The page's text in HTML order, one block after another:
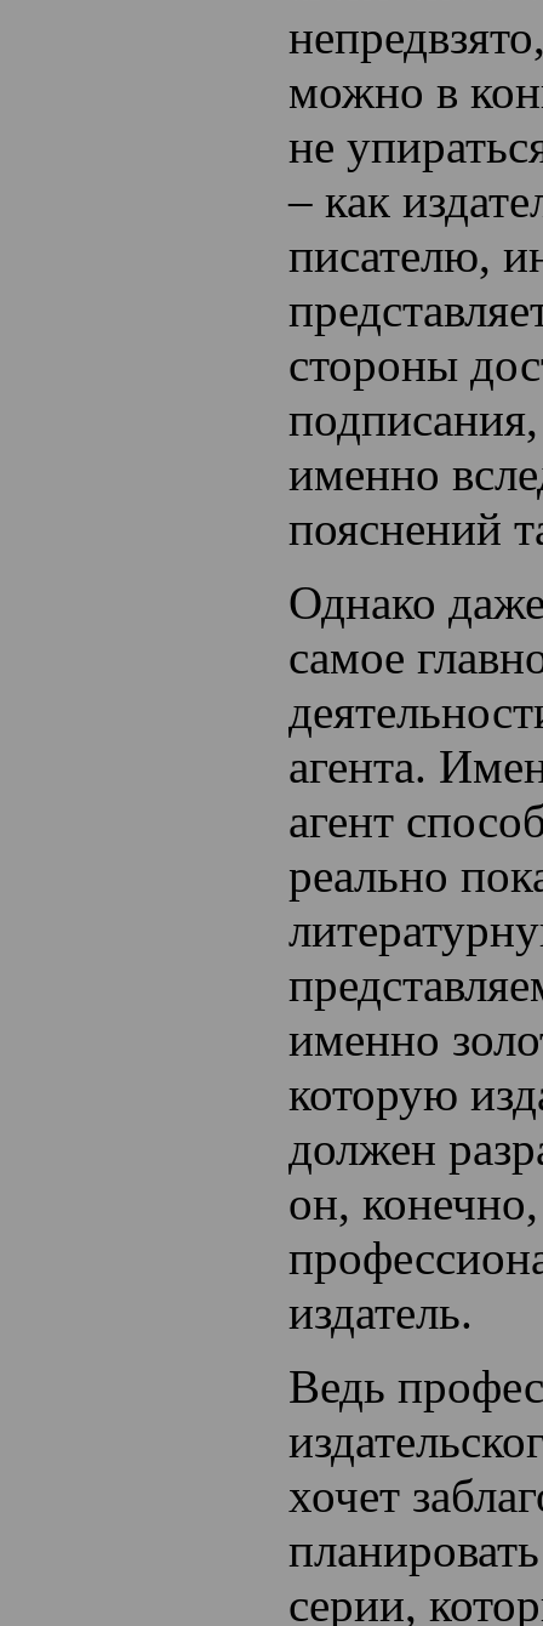
можно в
не
– как
писателю,
стороны
именно
пояснений
Однако
самое
агента.
агент
реально
именно
которую
должен
он,
издатель.
Ведь
хочет
серии,